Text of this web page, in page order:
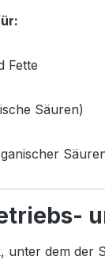
Fette
Säuren)
unter dem der